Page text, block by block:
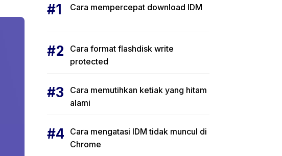
Cara mempercepat download IDM
Cara format flashdisk write
protected
Cara memutihkan ketiak yang hitam
alami
Cara mengatasi IDM tidak muncul di
Chrome